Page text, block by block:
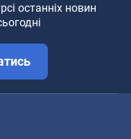
останніх новин